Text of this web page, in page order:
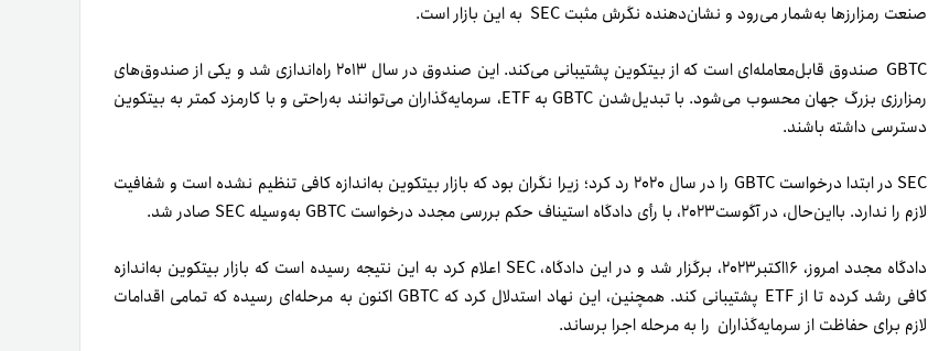
صنعت رمزارزها به‌شمار می‌رود و نشان‌دهنده نگرش مثبت SEC به این بازار است.
GBTC صندوق قابل‌معامله‌ای است که از بیتکوین پشتیبانی می‌کند. این صندوق در سال ۲۰۱۳ راه‌اندازی شد و یکی از صندوق‌های
رمزارزی بزرگ جهان محسوب می‌شود. با تبدیل‌شدن GBTC به ETF، سرمایه‌گذاران می‌توانند به‌راحتی و با کارمزد کمتر به بیتکوین
دسترسی داشته باشند.
SEC در ابتدا درخواست GBTC را در سال ۲۰۲۰ رد کرد؛ زیرا نگران بود که بازار بیتکوین به‌اندازه کافی تنظیم نشده است و شفافیت
لازم را ندارد. بااین‌حال، در آگوست‌۲۰۲۳، با رأی دادگاه استیناف حکم بررسی مجدد درخواست GBTC به‌وسیله SEC صادر شد.
دادگاه مجدد امروز، ۱۶‌اکتبر‌۲۰۲۳، برگزار شد و در این دادگاه، SEC اعلام کرد به این نتیجه رسیده است که بازار بیتکوین به‌اندازه
کافی رشد کرده تا از ETF پشتیبانی کند. همچنین، این نهاد استدلال کرد که GBTC اکنون به مرحله‌ای رسیده که تمامی اقدامات
لازم برای حفاظت از سرمایه‌گذاران را به مرحله اجرا برساند.